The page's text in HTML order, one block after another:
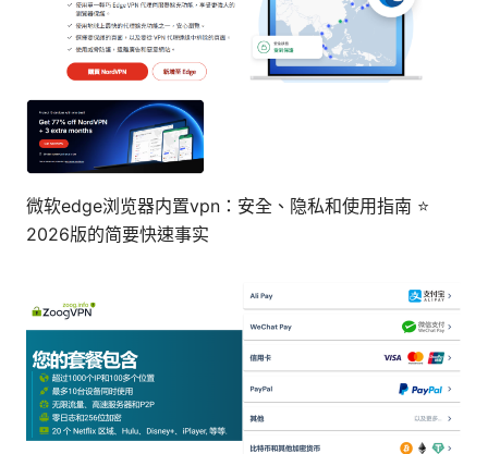
微软edge浏览器内置vpn：安全、隐私和使用指南 ⭐
2026版的简要快速事实